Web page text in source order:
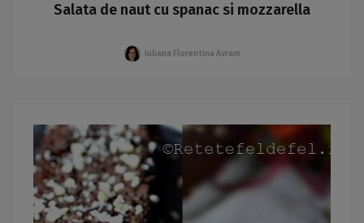
Salata de naut cu spanac si mozzarella
Iuliana Florentina Avram